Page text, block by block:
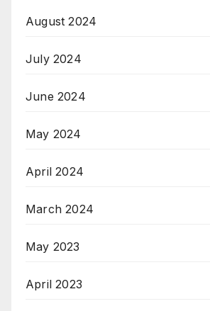
August 2024
July 2024
June 2024
May 2024
April 2024
March 2024
May 2023
April 2023